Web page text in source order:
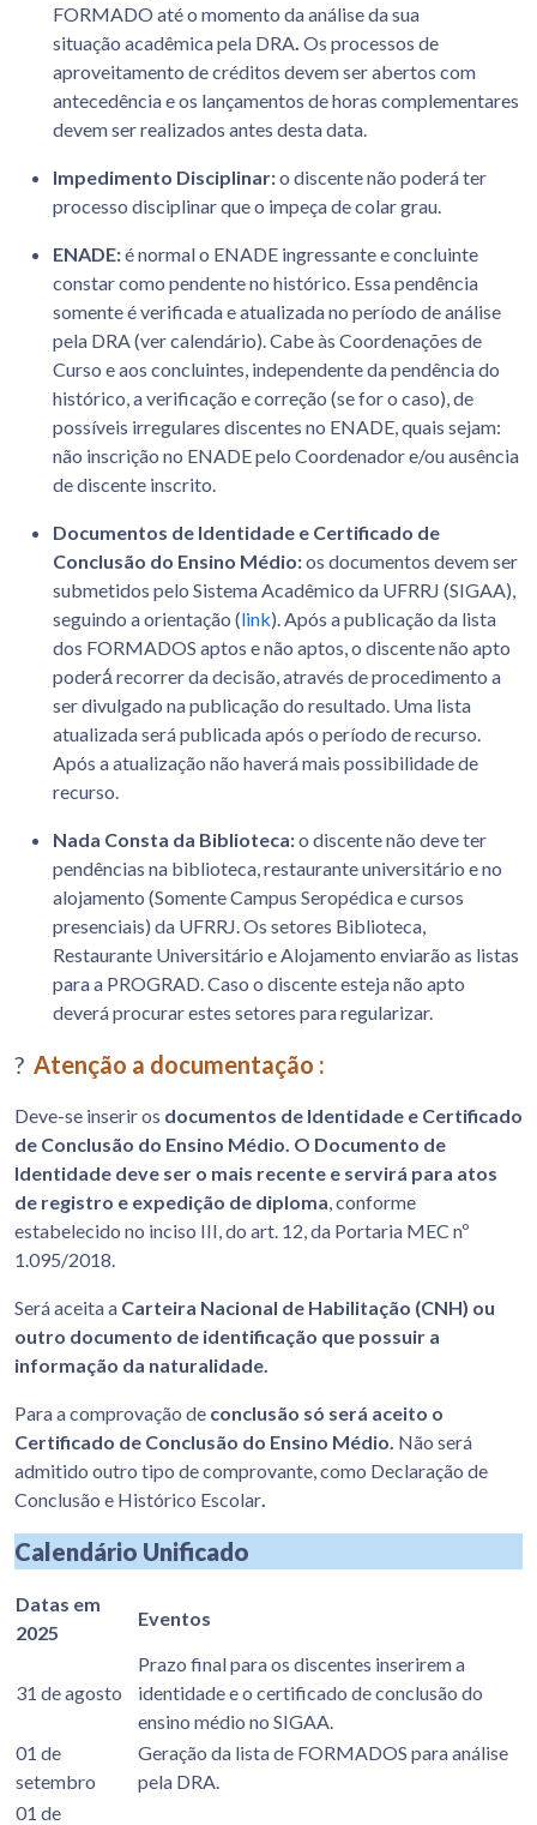
FORMADO até o momento da análise da sua
situação acadêmica pela DRA Os processos de
aproveitamento de créditos devem ser abertos com
antecedência e os lançamentos de horas complementares
devem ser realizados antes desta data.
Impedimento Disciplinar:o discente não poderá ter
processo disciplinar que o impeça de colar grau.
ENADE:é normal o ENADE ingressante e concluinte
constar como pendente no histórico. Essa pendência
somente é verificada e atualizada no período de análise
pela DRA (ver calendário). Cabe às Coordenações de
Curso e aos concluintes, independente da pendência do
histórico, a verificação e correção (se for o caso), de
possíveis irregulares discentes no ENADE, quais sejam:
não inscrição no ENADE pelo Coordenador e/ou ausência
de discente inscrito.
Documentos de Identidade e Certificado de
Conclusão do Ensino Médio:os documentos devem ser
submetidos pelo Sistema Acadêmico da UFRRJ (SIGAA),
seguindo a orientação (link). Após a publicação da lista
dos FORMADOS aptos e não aptos, o discente não apto
poderá́ recorrer da decisão, através de procedimento a
ser divulgado na publicação do resultado. Uma lista
atualizada será publicada após o período de recurso.
Após a atualização não haverá mais possibilidade de
recurso.
Nada Consta da Biblioteca:o discente não deve ter
pendências na biblioteca, restaurante universitário e no
alojamento (Somente Campus Seropédica e cursos
presenciais) da UFRRJ. Os setores Biblioteca,
Restaurante Universitário e Alojamento enviarão as listas
para a PROGRAD. Caso o discente esteja não apto
deverá procurar estes setores para regularizar.
? Atenção a documentação :
Deve-se inserir os documentos de Identidade e Certificado
de Conclusão do Ensino Médio. O Documento de
Identidade deve ser o mais recente e servirá para atos
de registro e expedição de diploma , conforme
estabelecido no inciso III, do art. 12, da Portaria MEC nº
1.095/2018.
Será aceita a Carteira Nacional de Habilitação (CNH) ou
outro documento de identificação que possuir a
informação da naturalidade.
Para a comprovação de conclusão só será aceito o
Certificado de Conclusão do Ensino Médio. Não será
admitido outro tipo de comprovante, como Declaração de
Conclusão e Histórico Escolar
Calendário Unificado
Datas em
2025
Eventos
31 de agosto
Prazo final para os discentes inserirem a
identidade e o certificado de conclusão do
ensino médio no SIGAA.
01 de
setembro
Geração da lista de FORMADOS para análise
pela DRA.
01 de